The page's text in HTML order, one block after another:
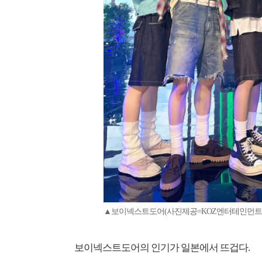
▲보이넥스트도어(사진제공=KOZ엔터테인먼
보이넥스트도어의 인기가 일본에서 뜨겁다.